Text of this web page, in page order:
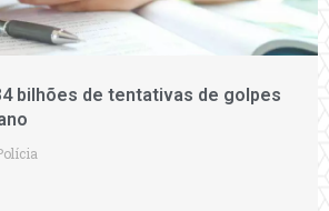
bilhões de tentativas de golpes